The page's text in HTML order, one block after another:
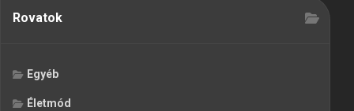
Rovatok
Egyéb
Életmód